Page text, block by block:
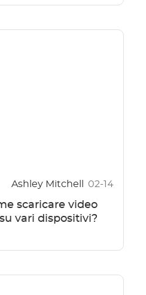
Ashley Mitchell 02-14
scaricare video
vari dispositivi?